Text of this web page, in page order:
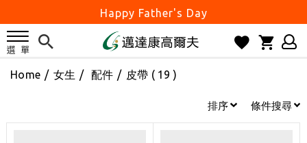
Happy Father's Day
父親節優惠實施中
7月份 門市免費試打日程 已公佈!
防詐騙! 勿信來路不明連結及優惠
歡迎體驗公益店Friends Screen模擬器
Home / 女生 / 配件 / 皮帶 ( 19 )
排序 條件搜尋